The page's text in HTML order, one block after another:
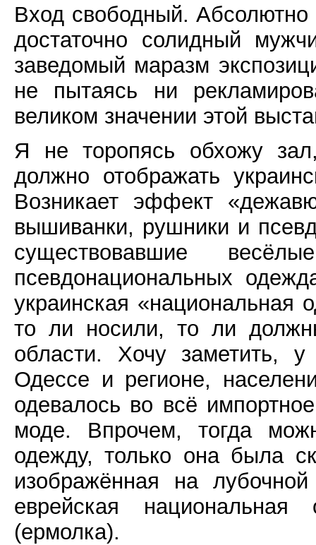
Вход свободный.
достаточно солидный
заведомый маразм
не пытаясь ни
великом значении этой
Я не торопясь обхожу
должно отображать
Возникает эффект
вышиванки, рушники и
существовавшие
псевдонациональных
украинская «национальная
то ли носили, то ли
области. Хочу заметить,
Одессе и регионе,
одевалось во всё
моде. Впрочем, тогда
одежду, только она была
изображённая на
еврейская
(ермолка).